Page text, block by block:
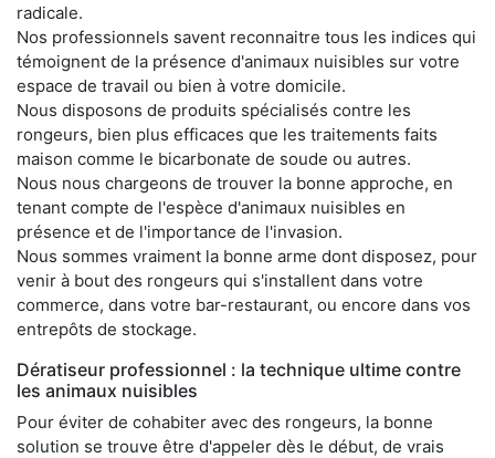
radicale.
Nos professionnels savent reconnaitre tous les indices qui
témoignent de la présence d'animaux nuisibles sur votre
espace de travail ou bien à votre domicile.
Nous disposons de produits spécialisés contre les
rongeurs, bien plus efficaces que les traitements faits
maison comme le bicarbonate de soude ou autres.
Nous nous chargeons de trouver la bonne approche, en
tenant compte de l'espèce d'animaux nuisibles en
présence et de l'importance de l'invasion.
Nous sommes vraiment la bonne arme dont disposez, pour
venir à bout des rongeurs qui s'installent dans votre
commerce, dans votre bar-restaurant, ou encore dans vos
entrepôts de stockage.
Dératiseur professionnel : la technique ultime contre
les animaux nuisibles
Pour éviter de cohabiter avec des rongeurs, la bonne
solution se trouve être d'appeler dès le début, de vrais